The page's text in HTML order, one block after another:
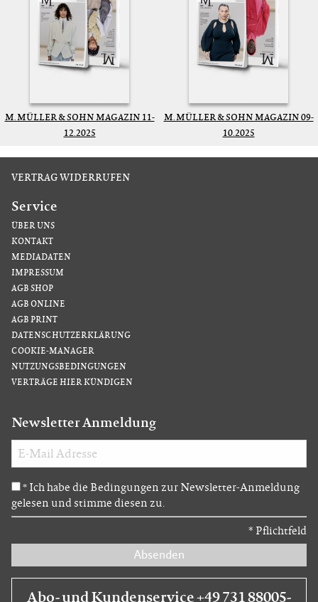
M. MÜLLER & SOHN MAGAZIN 11-
12.2025
M. MÜLLER & SOHN MAGAZIN 09-
10.2025
VERTRAG WIDERRUFEN
Service
ÜBER UNS
KONTAKT
MEDIADATEN
IMPRESSUM
AGB SHOP
AGB ONLINE
AGB PRINT
DATENSCHUTZERKLÄRUNG
COOKIE-MANAGER
NUTZUNGSBEDINGUNGEN
VERTRÄGE HIER KÜNDIGEN
Newsletter Anmeldung
* Ich habe die Bedingungen zur Newsletter-Anmeldung
gelesen und stimme diesen zu.
* Pflichtfeld
Absenden
Abo- und Kundenservice +49 731 88005-